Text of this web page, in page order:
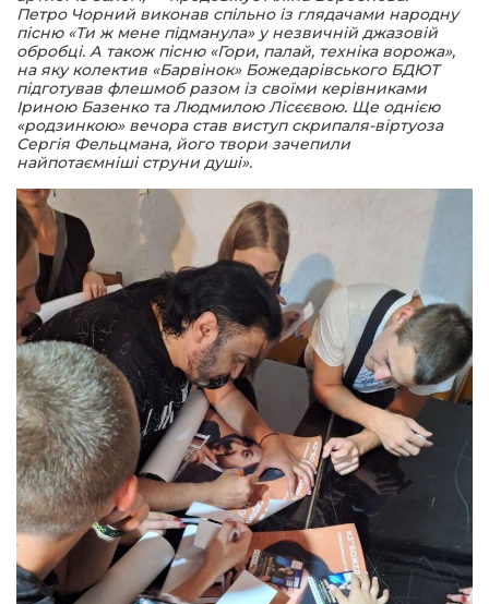
Петро Чорний виконав спільно із глядачами народну
пісню «Ти ж мене підманула» у незвичній джазовій
обробці. А також пісню «Гори, палай, техніка ворожа»,
на яку колектив «Барвінок» Божедарівського БДЮТ
підготував флешмоб разом із своїми керівниками
Іриною Базенко та Людмилою Лісєєвою. Ще однією
«родзинкою» вечора став виступ скрипаля-віртуоза
Сергія Фельцмана, його твори зачепили
найпотаємніші струни душі».